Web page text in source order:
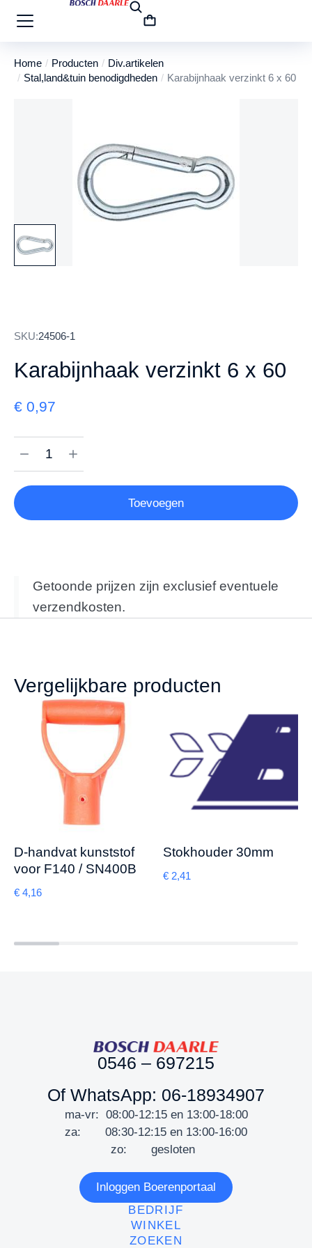
Je bent hier:
Home Producten
Div.artikelen
Stal,land&tuin benodigdheden
Karabijnhaak verzinkt 6 x 60
SKU:24506-1
Karabijnhaak verzinkt 6 x 60
€ 0,97
Toevoegen
Getoonde prijzen zijn exclusief eventuele
verzendkosten.
Vergelijkbare producten
D-handvat kunststof
voor F140 / SN400B
€ 4,16
Stokhouder 30mm
€ 2,41
0546 – 697215
Of WhatsApp: 06-18934907
ma-vr: 08:00-12:15 en 13:00-18:00
za: 08:30-12:15 en 13:00-16:00
zo: gesloten
Inloggen Boerenportaal
BEDRIJF
WINKEL
ZOEKEN